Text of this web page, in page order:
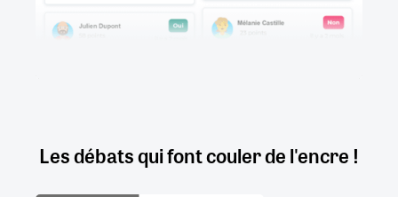
Les débats qui font couler de l'encre !